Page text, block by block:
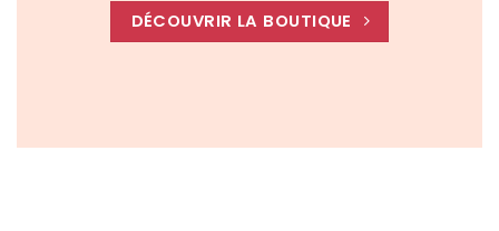
DÉCOUVRIR LA BOUTIQUE